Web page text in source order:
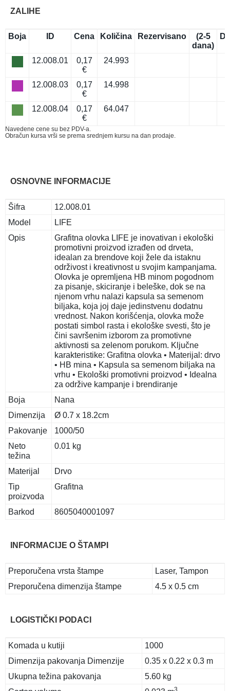
ZALIHE
Boja ID Cena Količina Rezervisano
(2-5
dana)
12.008.01
0,17
€
24.993
12.008.03
0,17
€
14.998
12.008.04
0,17
€
64.047
Navedene cene su bez PDV-a.
Obračun kursa vrši se prema srednjem kursu na dan prodaje.
OSNOVNE INFORMACIJE
Šifra
12.008.01
Model
LIFE
Opis
Grafitna olovka LIFE je inovativan i ekološki
promotivni proizvod izrađen od drveta,
idealan za brendove koji žele da istaknu
održivost i kreativnost u svojim kampanjama.
Olovka je opremljena HB minom pogodnom
za pisanje, skiciranje i beleške, dok se na
njenom vrhu nalazi kapsula sa semenom
biljaka, koja joj daje jedinstvenu dodatnu
vrednost. Nakon korišćenja, olovka može
postati simbol rasta i ekološke svesti, što je
čini savršenim izborom za promotivne
aktivnosti sa zelenom porukom. Ključne
karakteristike: Grafitna olovka • Materijal: drvo
• HB mina • Kapsula sa semenom biljaka na
vrhu • Ekološki promotivni proizvod • Idealna
za održive kampanje i brendiranje
Boja
Nana
Dimenzija
Ø 0.7 x 18.2cm
Pakovanje
1000/50
Neto
težina
0.01 kg
Materijal
Drvo
Tip
proizvoda
Grafitna
Barkod 8605040001097
INFORMACIJE O ŠTAMPI
Preporučena vrsta štampe
Laser, Tampon
Preporučena dimenzija štampe
4.5 x 0.5 cm
LOGISTIČKI PODACI
Komada u kutiji
1000
Dimenzija pakovanja Dimenzije
0.35 x 0.22 x 0.3 m
Ukupna težina pakovanja
5.60 kg
3